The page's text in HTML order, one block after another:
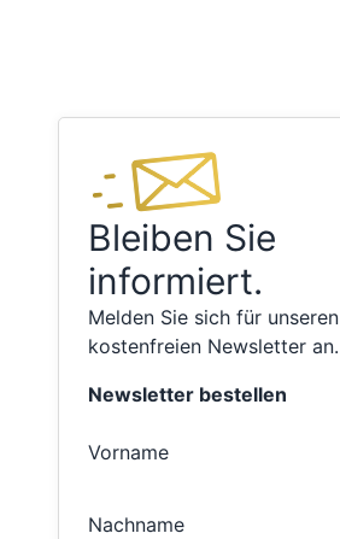
Bleiben Sie
informiert.
Melden Sie sich für unseren
kostenfreien Newsletter an.